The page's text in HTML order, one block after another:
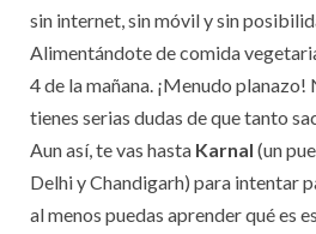
sin internet, sin móvil y sin
Alimentándote de comida
4 de la mañana. ¡Menudo planazo!
tienes serias dudas de que tanto
Aun así, te vas hasta Karnal (un
Delhi y Chandigarh) para intentar
al menos puedas aprender qué es